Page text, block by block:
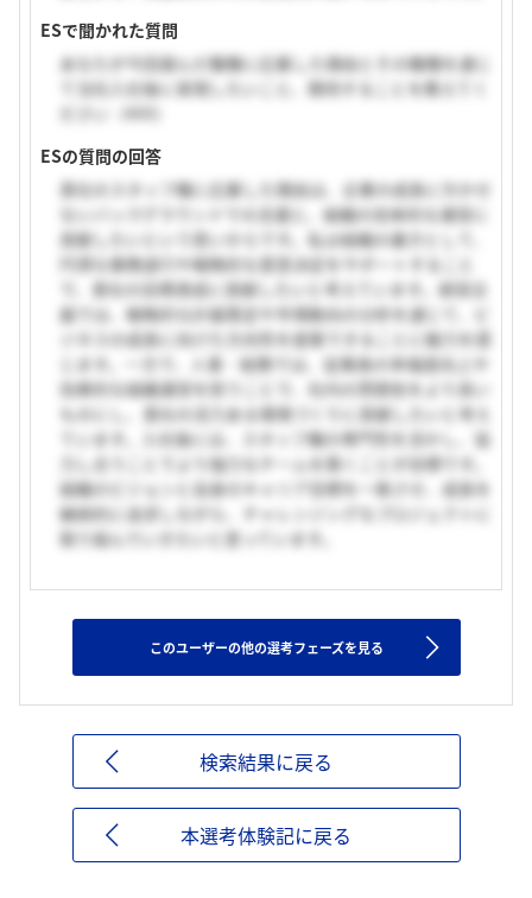
ESで聞かれた質問
あなたが今回選んだ職種に応募した理由とその職種を通じ
て当社入社後に実現したいこと、期待することを教えてく
ださい（400）
ESの質問の回答
貴社のスタッフ職に応募した理由は、企業の成長に欠かせ
ないバックグラウンドでの支援と、組織の効率的な運営に
貢献したいという思いからです。私は組織の裏方として、
円滑な業務遂行や戦略的な意思決定をサポートすること
で、貴社の目標達成に貢献したいと考えています。経営企
画では、戦略的な計画策定や市場動向の分析を通じて、ビ
ジネスの成長に向けた方向性を提案できることに魅力を感
じます。一方で、人事・総務では、従業員の幸福度向上や
効果的な組織運営を担うことで、社内の雰囲気をより良い
ものにし、貴社の活力ある環境づくりに貢献したいと考え
ています。入社後には、スタッフ職の専門性を活かし、協
力し合うことでより強力なチームを築くことが目標です。
組織のビジョンと自身のキャリア目標を一致させ、成長を
継続的に追求しながら、チャレンジングなプロジェクトに
取り組んでいきたいと思っています。
このユーザーの他の選考フェーズを見る
検索結果に戻る
本選考体験記に戻る